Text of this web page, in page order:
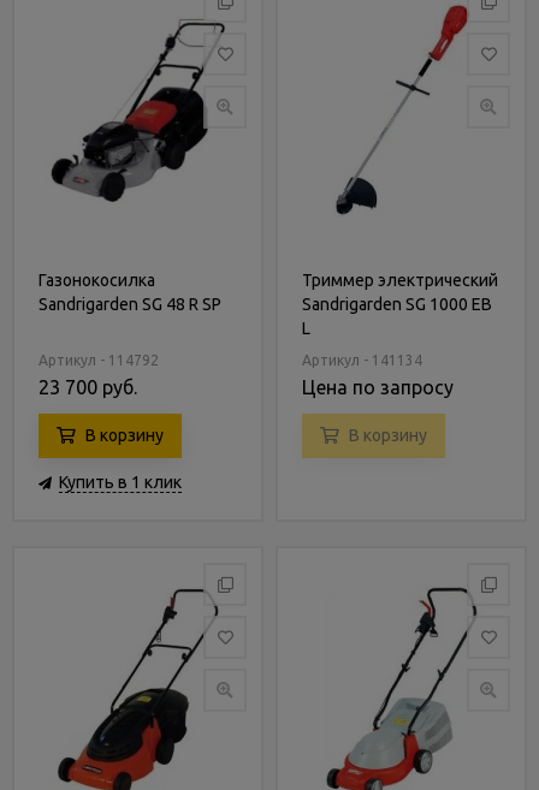
Газонокосилка
Sandrigarden SG 48 R SP
Артикул - 114792
23 700 руб.
В корзину
Купить в 1 клик
Триммер электрический
Sandrigarden SG 1000 EB
L
Артикул - 141134
Цена по запросу
В корзину